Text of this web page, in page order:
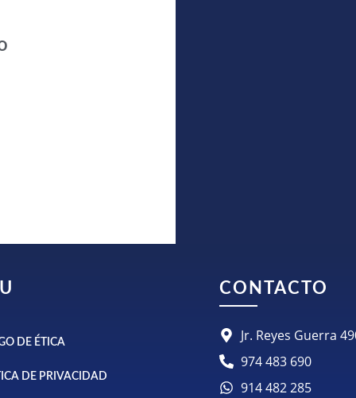
DE ÉTICA
DE PRIVACIDAD
CONTACTO
Jr. Reyes Guerra
974 483 690
914 482 285